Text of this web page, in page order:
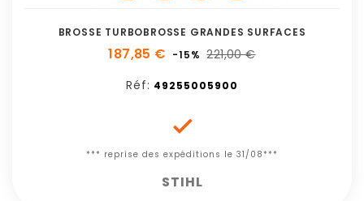
BROSSE TURBOBROSSE GRANDES SURFACES
187,85 € -15% 221,00 €
Réf: 49255005900

*** reprise des expéditions le 31/08***
STIHL